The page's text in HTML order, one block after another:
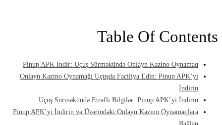
Table Of Contents
Pinup APK İndir: Uçuş Sürməkündə Onlayn Kazino Oynamaq
Onlayn Kazino Oynamağı Uçuşda Faciliya Edin: Pinup APK’yi
İndirin
Uçuş Sürməkündə Etraflı Bilgilər: Pinup APK’yi İndirin
Pinup APK’yı İndirin və Üzərindəki Onlayn Kazino Oynamaqlara